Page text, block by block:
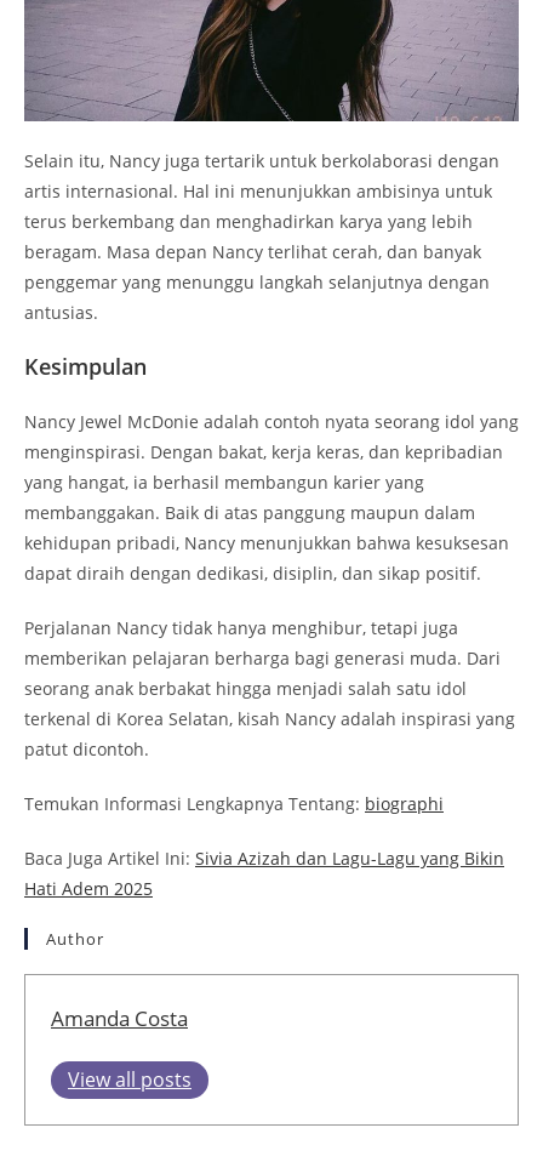
Selain itu, Nancy juga tertarik untuk berkolaborasi dengan
artis internasional. Hal ini menunjukkan ambisinya untuk
terus berkembang dan menghadirkan karya yang lebih
beragam. Masa depan Nancy terlihat cerah, dan banyak
penggemar yang menunggu langkah selanjutnya dengan
antusias.
Kesimpulan
Nancy Jewel McDonie adalah contoh nyata seorang idol yang
menginspirasi. Dengan bakat, kerja keras, dan kepribadian
yang hangat, ia berhasil membangun karier yang
membanggakan. Baik di atas panggung maupun dalam
kehidupan pribadi, Nancy menunjukkan bahwa kesuksesan
dapat diraih dengan dedikasi, disiplin, dan sikap positif.
Perjalanan Nancy tidak hanya menghibur, tetapi juga
memberikan pelajaran berharga bagi generasi muda. Dari
seorang anak berbakat hingga menjadi salah satu idol
terkenal di Korea Selatan, kisah Nancy adalah inspirasi yang
patut dicontoh.
Temukan Informasi Lengkapnya Tentang: biographi
Baca Juga Artikel Ini: Sivia Azizah dan Lagu-Lagu yang Bikin
Hati Adem 2025
Author
Amanda Costa
View all posts